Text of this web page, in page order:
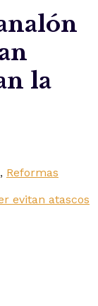
la
, Reformas